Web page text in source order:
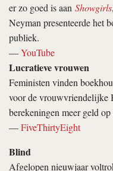
er zo goed is aan Showgirls
Neyman presenteerde het
publiek.
—YouTube
Lucratieve vrouwen
Feministen vinden
voor de vrouwvriendelijke
berekeningen meer geld op
—FiveThirtyEight
Blind
Afgelopen nieuwjaar